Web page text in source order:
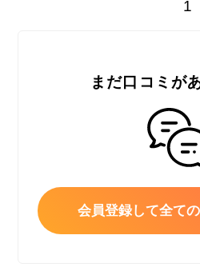
1
まだ口コミが
会員登録して全て